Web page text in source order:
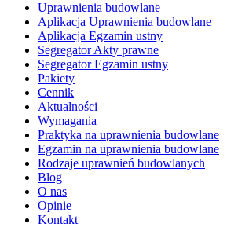
Uprawnienia budowlane
Aplikacja Uprawnienia budowlane
Aplikacja Egzamin ustny
Segregator Akty prawne
Segregator Egzamin ustny
Pakiety
Cennik
Aktualności
Wymagania
Praktyka na uprawnienia budowlane
Egzamin na uprawnienia budowlane
Rodzaje uprawnień budowlanych
Blog
O nas
Opinie
Kontakt